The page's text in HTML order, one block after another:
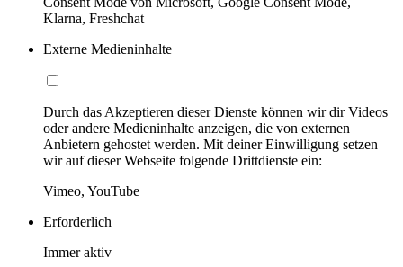
Klarna, Freshchat
Externe Medieninhalte
Durch das Akzeptieren dieser Dienste können wir dir Videos
oder andere Medieninhalte anzeigen, die von externen
Anbietern gehostet werden. Mit deiner Einwilligung setzen
wir auf dieser Webseite folgende Drittdienste ein:
Vimeo, YouTube
Erforderlich
Immer aktiv